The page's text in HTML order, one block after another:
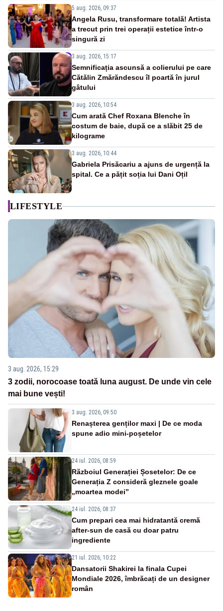
5 aug. 2026, 09:37
Angela Rusu, transformare totală! Artista
a trecut prin trei operații estetice într-o
singură zi
3 aug. 2026, 15:17
Semnificația ascunsă a colierului pe care
Cătălin Zmărăndescu îl poartă în jurul
gâtului
3 aug. 2026, 10:54
Cum arată Chef Roxana Blenche în
costum de baie, după ce a slăbit 25 de
kilograme
3 aug. 2026, 10:44
Gabriela Prisăcariu a ajuns de urgență la
spital. Ce a pățit soția lui Dani Oțil
LIFESTYLE
3 aug. 2026, 15:29
3 zodii, norocoase toată luna august. De unde vin cele
mai bune vești!
3 aug. 2026, 09:50
Renașterea genților maxi | De ce moda
spune adio mini-poșetelor
24 iul. 2026, 08:59
Războiul Generației Șosetelor: De ce
Generația Z consideră gleznele goale
„moartea modei”
24 iul. 2026, 08:37
Cum prepari cea mai hidratantă cremă
after-sun de casă cu doar patru
ingrediente
21 iul. 2026, 10:22
Dansatorii Shakirei la finala Cupei
Mondiale 2026, îmbrăcați de un designer
român